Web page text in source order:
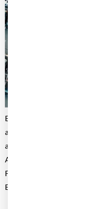
Ein professionell
als nur eine Sammlung
an Fahrern, wachsender
Anforderungen wird der
Fuhrparkorganisation zur
Effizienz, Sicherheit und